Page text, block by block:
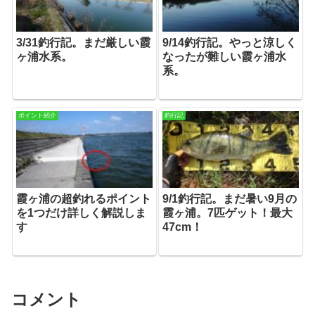
3/31釣行記。まだ厳しい霞
ヶ浦水系。
9/14釣行記。やっと涼しく
なったが難しい霞ヶ浦水
系。
ポイント紹介
霞ヶ浦の超釣れるポイント
を1つだけ詳しく解説しま
す
釣行記
9/1釣行記。まだ暑い9月の
霞ヶ浦。7匹ゲット！最大
47cm！
コメント